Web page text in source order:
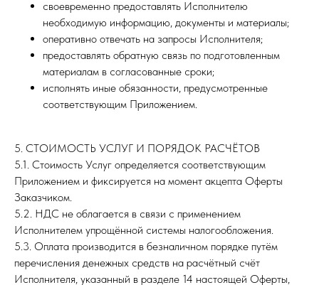
своевременно предоставлять Исполнителю
необходимую информацию, документы и материалы;
оперативно отвечать на запросы Исполнителя;
предоставлять обратную связь по подготовленным
материалам в согласованные сроки;
исполнять иные обязанности, предусмотренные
соответствующим Приложением.
5. СТОИМОСТЬ УСЛУГ И ПОРЯДОК РАСЧЁТОВ
5.1. Стоимость Услуг определяется соответствующим
Приложением и фиксируется на момент акцепта Оферты
Заказчиком.
5.2. НДС не облагается в связи с применением
Исполнителем упрощённой системы налогообложения.
5.3. Оплата производится в безналичном порядке путём
перечисления денежных средств на расчётный счёт
Исполнителя, указанный в разделе 14 настоящей Оферты,